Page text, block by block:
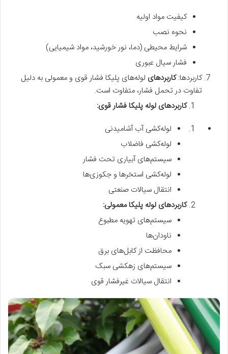
کیفیت مواد اولیه
نحوه نصب
شرایط محیطی (دما، نور خورشید، مواد شیمیایی)
فشار سیال عبوری
کاربردها:کاربردهای لوله‌های پلیکا فشار قوی و معمولی به دلیل
تفاوت در تحمل فشار، متفاوت است.
کاربردهای لوله پلیکا فشار قوی:
لوله‌کشی آب آشامیدنی
لوله‌کشی فاضلاب
سیستم‌های آبیاری تحت فشار
لوله‌کشی استخرها و جکوزی‌ها
انتقال سیالات صنعتی
کاربردهای لوله پلیکا معمولی:
سیستم‌های تهویه مطبوع
ناودان‌ها
محافظت از کابل‌های برق
سیستم‌های زهکشی سبک
انتقال سیالات غیرفشار قوی